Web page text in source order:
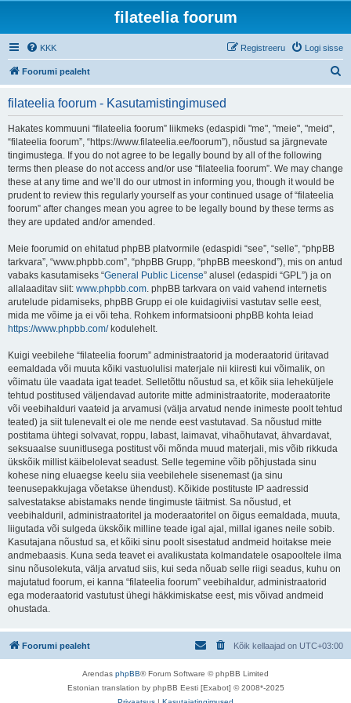
filateelia foorum
KKK Logi sisse
Registreeru
Foorumi pealeht
filateelia foorum - Kasutamistingimused
Hakates kommuuni “filateelia foorum” liikmeks (edaspidi "me", "meie", "meid",
“filateelia foorum”, “https://www.filateelia.ee/foorum”), nõustud sa järgnevate
tingimustega. If you do not agree to be legally bound by all of the following
terms then please do not access and/or use “filateelia foorum”. We may change
these at any time and we’ll do our utmost in informing you, though it would be
prudent to review this regularly yourself as your continued usage of “filateelia
foorum” after changes mean you agree to be legally bound by these terms as
they are updated and/or amended.
Meie foorumid on ehitatud phpBB platvormile (edaspidi “see”, “selle”, “phpBB
tarkvara”, “www.phpbb.com”, “phpBB Grupp, “phpBB meeskond”), mis on antud
vabaks kasutamiseks “General Public License” alusel (edaspidi “GPL”) ja on
allalaaditav siit: www.phpbb.com. phpBB tarkvara on vaid vahend internetis
arutelude pidamiseks, phpBB Grupp ei ole kuidagiviisi vastutav selle eest,
mida me võime ja ei või teha. Rohkem informatsiooni phpBB kohta leiad
https://www.phpbb.com/kodulehelt.
Kuigi veebilehe “filateelia foorum” administraatorid ja moderaatorid üritavad
eemaldada või muuta kõiki vastuolulisi materjale nii kiiresti kui võimalik, on
võimatu üle vaadata igat teadet. Selletõttu nõustud sa, et kõik siia leheküljele
tehtud postitused väljendavad autorite mitte administraatorite, moderaatorite
või veebihalduri vaateid ja arvamusi (välja arvatud nende inimeste poolt tehtud
teated) ja siit tulenevalt ei ole me nende eest vastutavad. Sa nõustud mitte
postitama ühtegi solvavat, roppu, labast, laimavat, vihaõhutavat, ähvardavat,
seksuaalse suunitlusega postitust või mõnda muud materjali, mis võib rikkuda
ükskõik millist käibelolevat seadust. Selle tegemine võib põhjustada sinu
kohese ning eluaegse keelu siia veebilehele sisenemast (ja sinu
teenusepakkujaga võetakse ühendust). Kõikide postituste IP aadressid
salvestatakse abistamaks nende tingimuste täitmist. Sa nõustud, et
veebihalduril, administraatoritel ja moderaatoritel on õigus eemaldada, muuta,
liigutada või sulgeda ükskõik milline teade igal ajal, millal iganes neile sobib.
Kasutajana nõustud sa, et kõiki sinu poolt sisestatud andmeid hoitakse meie
andmebaasis. Kuna seda teavet ei avalikustata kolmandatele osapooltele ilma
sinu nõusolekuta, välja arvatud siis, kui seda nõuab selle riigi seadus, kuhu on
majutatud foorum, ei kanna “filateelia foorum” veebihaldur, administraatorid
ega moderaatorid vastutust ühegi häkkimiskatse eest, mis võivad andmeid
ohustada.
Foorumi pealeht Kõik kellaajad on UTC+03:00
Arendas phpBB® Forum Software © phpBB Limited
Estonian translation by phpBB Eesti [Exabot] © 2008*-2025